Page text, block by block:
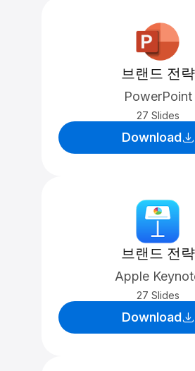
브랜드 전략
PowerPoint
27 Slides
Download
브랜드 전략
Apple
27 Slides
Download